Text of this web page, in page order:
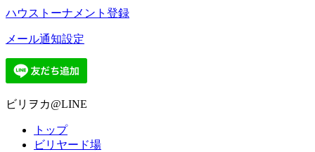
ハウストーナメント登録
メール通知設定
ビリヲカ@LINE
トップ
ビリヤード場